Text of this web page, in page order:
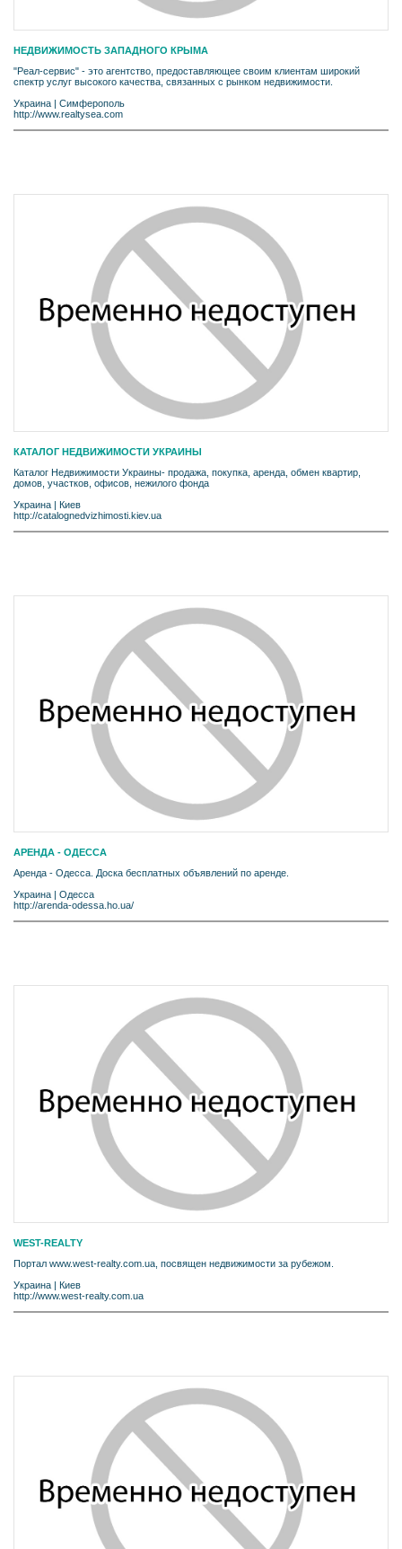
НЕДВИЖИМОСТЬ ЗАПАДНОГО КРЫМА
"Реал-сервис" - это агентство, предоставляющее своим клиентам широкий
спектр услуг высокого качества, связанных с рынком недвижимости.
Украина
Симферополь
http://www.realtysea.com
КАТАЛОГ НЕДВИЖИМОСТИ УКРАИНЫ
Каталог Недвижимости Украины- продажа, покупка, аренда, обмен квартир,
домов, участков, офисов, нежилого фонда
Украина | Киев
http://catalognedvizhimosti.kiev.ua
АРЕНДА - ОДЕССА
Аренда - Одесса. Доска бесплатных объявлений по аренде.
Украина
Одесса
http://arenda-odessa.ho.ua/
WEST-REALTY
Портал www.west-realty.com.ua, посвящен недвижимости за рубежом.
Украина | Киев
http://www.west-realty.com.ua